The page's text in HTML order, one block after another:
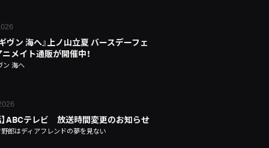
ヴン 海へ』上ノ山立夏 バースデーフェ
メイト通販が開催中！
ン 海へ
】ABCテレビ 放送時間変更のお知らせ
郎はディアフレンドの夢を見ない